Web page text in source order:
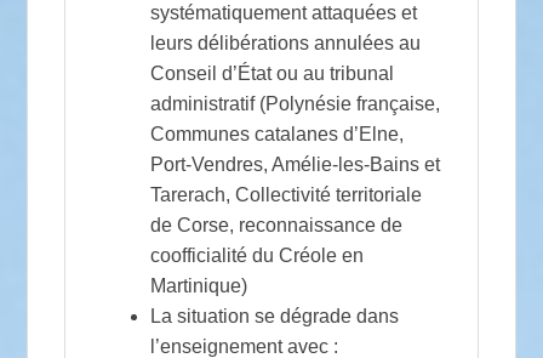
systématiquement attaquées et
leurs délibérations annulées au
Conseil d’État ou au tribunal
administratif (Polynésie française,
Communes catalanes d’Elne,
Port-Vendres, Amélie-les-Bains et
Tarerach, Collectivité territoriale
de Corse, reconnaissance de
coofficialité du Créole en
Martinique)
La situation se dégrade dans
l’enseignement avec :